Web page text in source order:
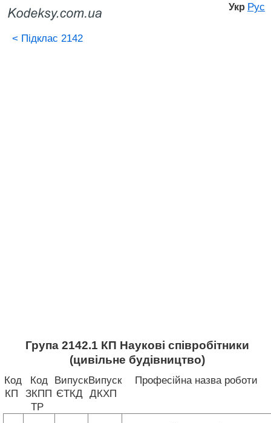
Укр Рус
< Підклас 2142
Група 2142.1 КП Наукові співробітники
(цивільне будівництво)
Код
КП
Код
ЗКПП
ТР
Випуск
ЄТКД
Випуск
ДКХП
Професійна назва роботи